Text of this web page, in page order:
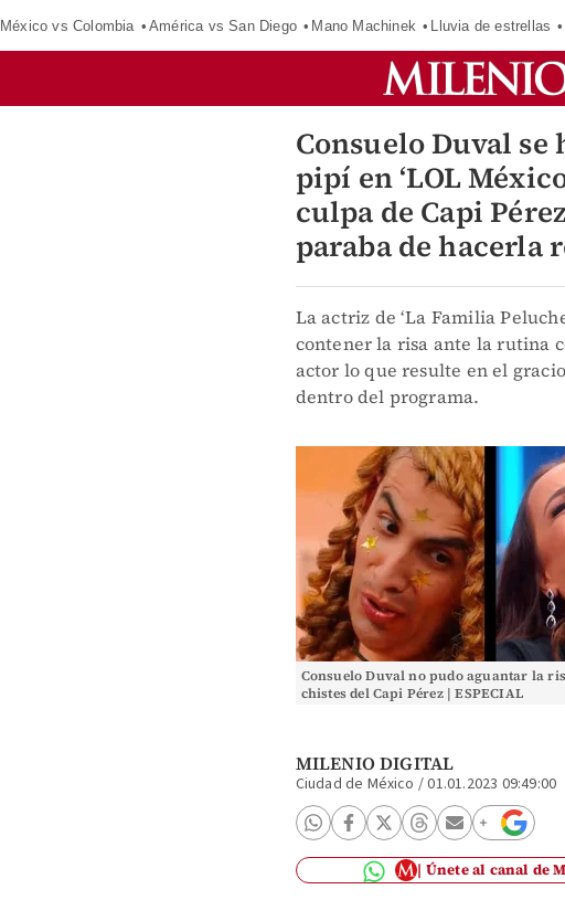
México vs Colombia América vs San Diego Mano Machinek Lluvia de estrellas
Consuelo Duval se
pipí en ‘LOL
culpa de Capi
paraba de hacerla
La actriz de ‘La Familia
contener la risa ante la rutina
actor lo que resulte en el
dentro del programa.
Consuelo Duval no pudo aguantar la
chistes del Capi Pérez | ESPECIAL
MILENIO DIGITAL
Ciudad de México /01.01.2023 09:49:00
Únete al canal de